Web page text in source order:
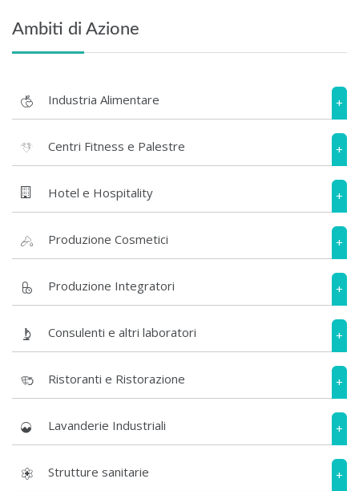
Ambiti di Azione
Industria Alimentare +
Centri Fitness e Palestre +
Hotel e Hospitality +
Produzione Cosmetici +
Produzione Integratori +
Consulenti e altri laboratori +
Ristoranti e Ristorazione +
Lavanderie Industriali +
Strutture sanitarie +